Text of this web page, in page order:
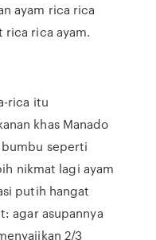
ayam rica rica
rica ayam.
rica itu
khas Manado
seperti
nikmat lagi ayam
putih hangat
agar asupannya
2/3